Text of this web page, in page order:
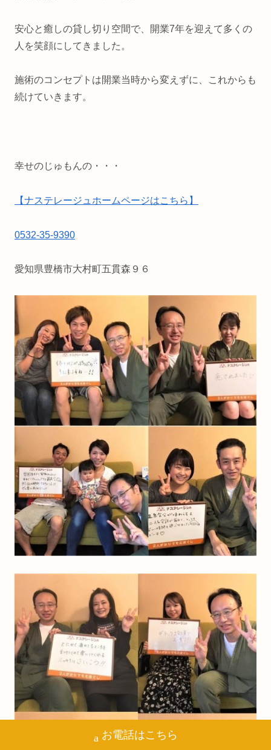
安心と癒しの貸し切り空間で、開業7年を迎えて多くの
人を笑顔にしてきました。
施術のコンセプトは開業当時から変えずに、これからも
続けていきます。
幸せのじゅもんの・・・
【ナステレージュホームページはこちら】
0532-35-9390
愛知県豊橋市大村町五貫森９６
お電話はこちら